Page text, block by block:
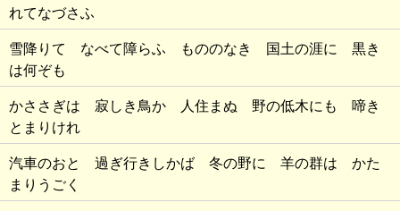
れてなづさふ
雪降りて なべて障らふ もののなき 国土の涯に 黒き
は何ぞも
かささぎは 寂しき鳥か 人住まぬ 野の低木にも 啼き
とまりけれ
汽車のおと 過ぎ行きしかば 冬の野に 羊の群は かた
まりうごく